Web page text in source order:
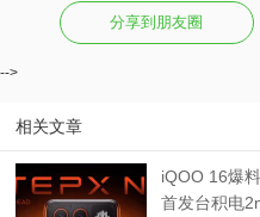
分享到朋友圈
-->
相关文章
iQOO 16爆
首发台积电